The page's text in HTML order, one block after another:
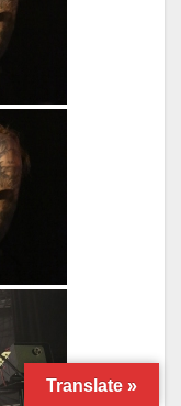
Translate »